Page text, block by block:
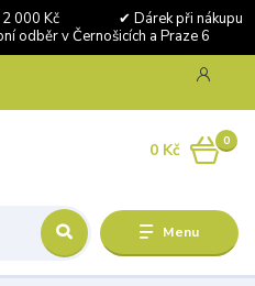
2 000 Kč ✔ Dárek při nákupu
v Černošicích a Praze 6
Menu
0
0 Kč